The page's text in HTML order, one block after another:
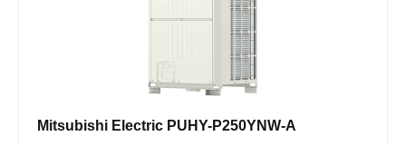
Mitsubishi Electric PUHY-P250YNW-A